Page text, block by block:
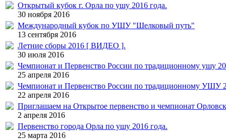
Открытый кубок г. Орла по ушу 2016 года.
30 ноября 2016
Международный кубок по УШУ "Шелковый путь"
13 сентября 2016
Летние сборы 2016 [ ВИДЕО ].
30 июля 2016
Чемпионат и Первенство России по традиционному ушу
25 апреля 2016
Чемпионат и Первенство России по традиционному УШУ
22 апреля 2016
Приглашаем на Открытое первенство и чемпионат
2 апреля 2016
Первенство города Орла по ушу 2016 года.
25 марта 2016